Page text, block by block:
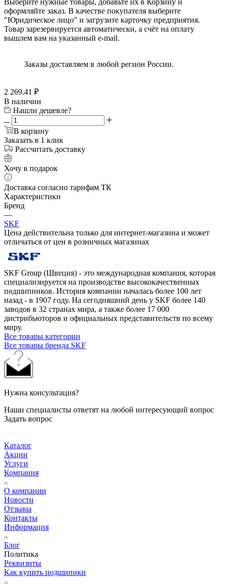
оформляйте заказ. В качестве покупателя выберите
"Юридическое лицо" и загрузите карточку предприятия.
Товар зарезервируется автоматически, а счёт на оплату
вышлем вам на указанный e-mail.
Заказы доставляем в любой регион России.
2 269.41 ₽
В наличии
Нашли дешевле?
В корзину
Заказать в 1 клик
Рассчитать доставку
Хочу в подарок
Доставка согласно тарифам ТК
Характеристики
Бренд
—
SKF
Цена действительна только для интернет-магазина и может
отличаться от цен в розничных магазинах
SKF Group (Швеция) - это международная компания, которая
специализируется на производстве высококачественных
подшипников. История компании началась более 100 лет
назад - в 1907 году. На сегодняшний день у SKF более 140
заводов в 32 странах мира, а также более 17 000
дистрибьюторов и официальных представительств по всему
миру.
Все товары категории
Все товары бренда SKF
Нужна консультация?
Наши специалисты ответят на любой интересующий вопрос
Задать вопрос
Каталог
Акции
Услуги
Компания
О компании
Новости
Отзывы
Контакты
Информация
Блог
Политика
Реквизиты
Как купить подшипики